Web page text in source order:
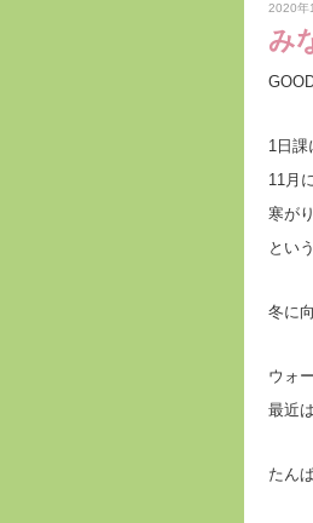
2020年
み
1日課
11月
寒が
とい
冬に
ウォ
最近
たん